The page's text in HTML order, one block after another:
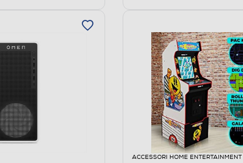
ACCESSORI HOME ENTERTAINMENT